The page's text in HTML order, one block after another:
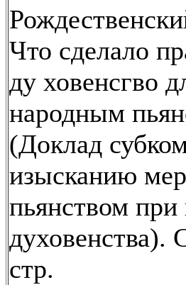
Что сделало
ду ховенсгво
народным
(Доклад
изысканию
пьянством при
духовенства).
стр.